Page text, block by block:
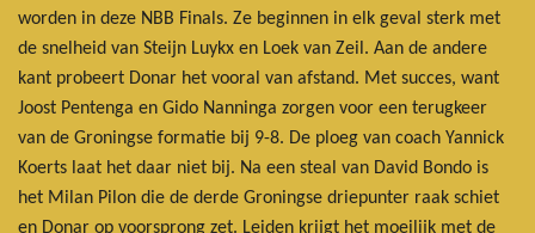
worden in deze NBB Finals. Ze beginnen in elk geval sterk met
de snelheid van Steijn Luykx en Loek van Zeil. Aan de andere
kant probeert Donar het vooral van afstand. Met succes, want
Joost Pentenga en Gido Nanninga zorgen voor een terugkeer
van de Groningse formatie bij 9-8. De ploeg van coach Yannick
Koerts laat het daar niet bij. Na een steal van David Bondo is
het Milan Pilon die de derde Groningse driepunter raak schiet
en Donar op voorsprong zet. Leiden krijgt het moeilijk met de